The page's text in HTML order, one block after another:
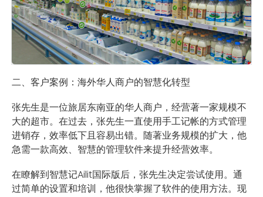
二、客户案例：海外华人商户的智慧化转型
张先生是一位旅居东南亚的华人商户，经营著一家规模不
大的超市。在过去，张先生一直使用手工记帐的方式管理
进销存，效率低下且容易出错。随著业务规模的扩大，他
急需一款高效、智慧的管理软件来提升经营效率。
在瞭解到智慧记Ailit国际版后，张先生决定尝试使用。通
过简单的设置和培训，他很快掌握了软件的使用方法。现